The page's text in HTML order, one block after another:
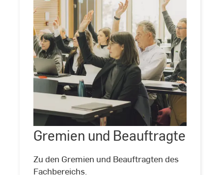
©
Laura
Freund
Gremien und Beauftragte
Zu den Gremien und Beauftragten des
Fachbereichs.
Gremien
und
Beauftragte